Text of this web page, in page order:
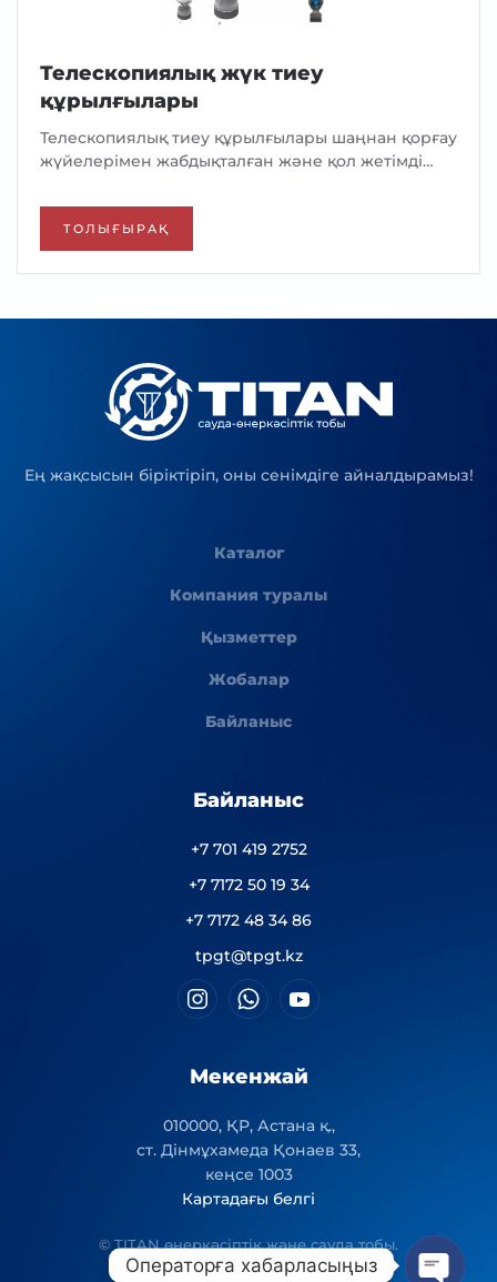
Телескопиялық жүк тиеу
құрылғылары
Телескопиялық тиеу құрылғылары шаңнан қорғау
жүйелерімен жабдықталған және қол жетімді…
ТОЛЫҒЫРАҚ
Ең жақсысын біріктіріп, оны сенімдіге айналдырамыз!
Каталог
Компания туралы
Қызметтер
Жобалар
Байланыс
Байланыс
+7 701 419 2752
+7 7172 50 19 34
+7 7172 48 34 86
tpgt@tpgt.kz
Мекенжай
010000, ҚР, Астана қ.,
ст. Дінмұхамеда Қонаев 33,
кеңсе 1003
Картадағы белгі
© TITAN өнеркәсіптік және сауда тобы.
Операторға хабарласыңыз